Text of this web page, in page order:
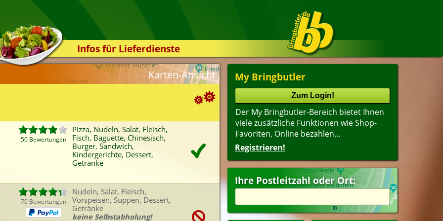
Infos für Lieferdienste
Kassensystem
Zuverlässigkeit
Das Bestellsystem
Der Bestellvorgang
Übertragung
Styles
Kontakt
My Bringbutler
Der My Bringbutler-Bereich bietet Ihnen
viele zusätzliche Funktionen wie Shop-
Favoriten, Online bezahlen...
Registrieren!
Ihre Postleitzahl oder Ort:
Suchoptionen
Sortierung:
Rabatt
Onlinezahlung
Mindestbestellwert
Name
Alter(ältester Shop zuerst)
Filter:
Pizza
Nudeln
Fleisch
Fisch
Baguette
Chinesisch
Burger
Sandwich
Kindergerichte
Getränke
Karten-Ansicht
50 Bewertungen
Pizza, Nudeln, Salat, Fleisch,
Fisch, Baguette, Chinesisch,
Burger, Sandwich,
Kindergerichte, Dessert,
Getränke
70 Bewertungen
Nudeln, Salat, Fleisch,
Vorspeisen, Suppen, Dessert,
Getränke
keine Selbstabholung!